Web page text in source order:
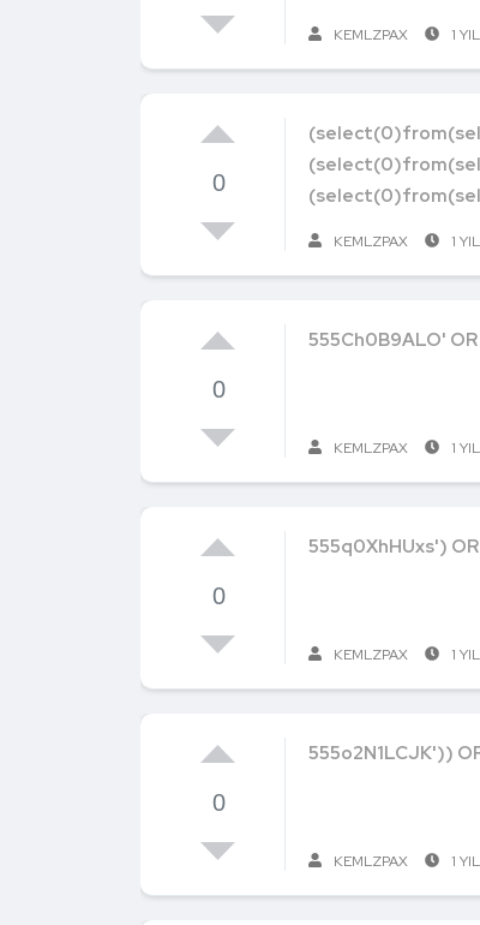
KEMLZPAX 1
0
KEMLZPAX 1
0
555Ch0B9ALO'
KEMLZPAX 1
0
555q0XhHUxs')
KEMLZPAX 1
0
555o2N1LCJK'))
KEMLZPAX 1